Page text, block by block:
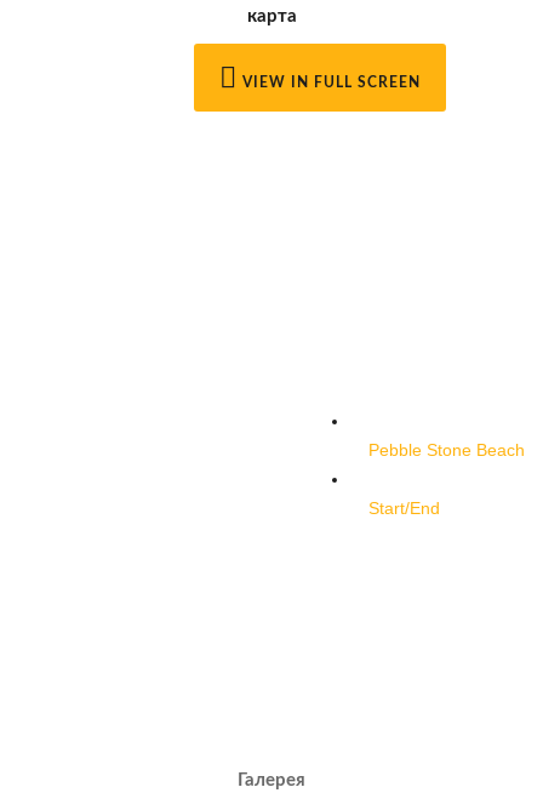
карта
VIEW IN FULL SCREEN
Pebble Stone Beach
Start/End
Галерея